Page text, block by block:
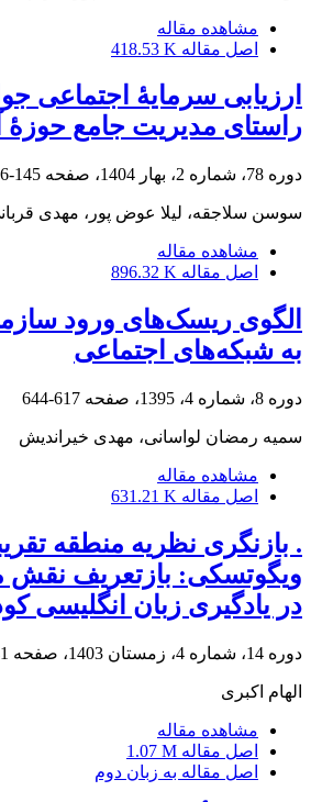
مشاهده مقاله
اصل مقاله 418.53 K
ارزیابی سرمایۀ اجتماعی
راستای مدیریت جامع حوزۀ
دوره 78، شماره 2، بهار 1404، صفحه 145-156
سوسن سلاجقه، لیلا عوض پور، مهدی
مشاهده مقاله
اصل مقاله 896.32 K
الگوی ریسک‌های ورود
به شبکه‌های اجتماعی
دوره 8، شماره 4، 1395، صفحه 617-644
سمیه رمضان لواسانی، مهدی خیراندیش
مشاهده مقاله
اصل مقاله 631.21 K
. بازنگری نظریه منطقه
ویگوتسکی: بازتعریف نقش
در یادگیری زبان انگلیسی
دوره 14، شماره 4، زمستان 1403، صفحه
الهام اکبری
مشاهده مقاله
اصل مقاله 1.07 M
اصل مقاله به زبان دوم